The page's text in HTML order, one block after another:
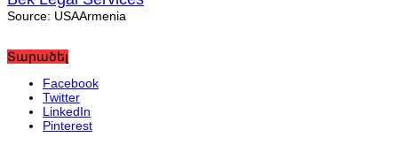
Source: USAArmenia
Տարածել
Facebook
Twitter
LinkedIn
Pinterest